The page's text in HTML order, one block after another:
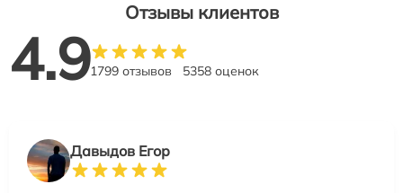
Отзывы клиентов
4.91799 отзывов 5358 оценок
Давыдов Егор